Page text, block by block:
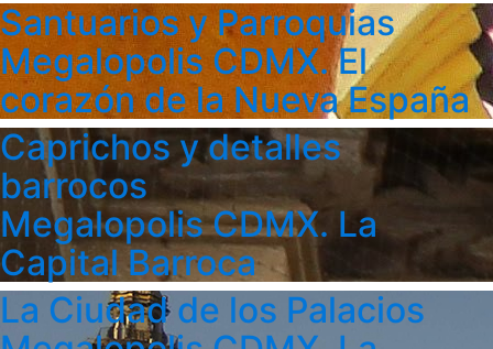
Santuarios y Parroquias
Megalopolis CDMX. El
corazón de la Nueva España
Caprichos y detalles
barrocos
Megalopolis CDMX. La
Capital Barroca
La Ciudad de los Palacios